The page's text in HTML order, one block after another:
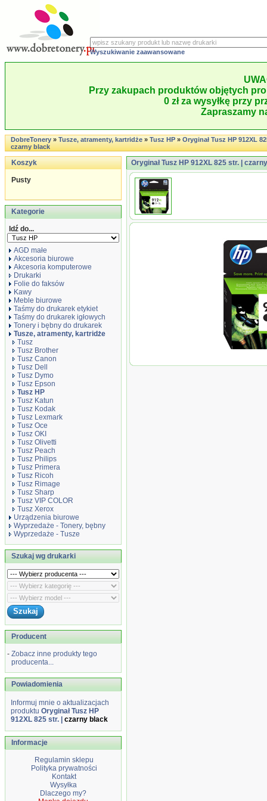
Wyszukiwanie zaawansowane
Przy zakupach produktów objętych
0 zł za wysyłkę przy
Zapraszamy
DobreTonery»Tusze, atramenty, kartridże»Tusz HP»Oryginał Tusz HP 912XL
czarny black
Koszyk
Pusty
Kategorie
Idź do...
AGD małe
Akcesoria biurowe
Akcesoria komputerowe
Drukarki
Folie do faksów
Kawy
Meble biurowe
Taśmy do drukarek etykiet
Taśmy do drukarek igłowych
Tonery i bębny do drukarek
Tusze, atramenty, kartridże
Tusz
Tusz Brother
Tusz Canon
Tusz Dell
Tusz Dymo
Tusz Epson
Tusz HP
Tusz Katun
Tusz Kodak
Tusz Lexmark
Tusz Oce
Tusz OKI
Tusz Olivetti
Tusz Peach
Tusz Philips
Tusz Primera
Tusz Ricoh
Tusz Rimage
Tusz Sharp
Tusz VIP COLOR
Tusz Xerox
Urządzenia biurowe
Wyprzedaże - Tonery, bębny
Wyprzedaże - Tusze
Szukaj wg drukarki
Producent
- Zobacz inne produkty tego
producenta...
Powiadomienia
Informuj mnie o aktualizacjach
produktu Oryginał Tusz HP
912XL 825 str. | czarny black
Informacje
Regulamin sklepu
Polityka prywatności
Kontakt
Wysyłka
Dlaczego my?
Oryginał Tusz HP 912XL 825 str. |
czarny black